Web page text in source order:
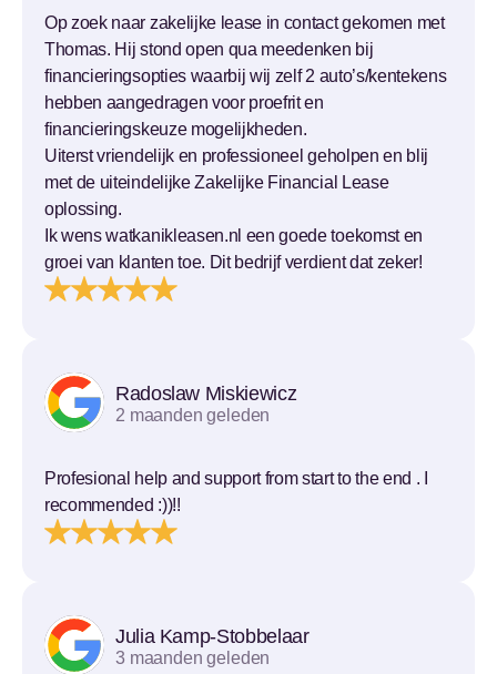
Op zoek naar zakelijke lease in contact gekomen met
Thomas. Hij stond open qua meedenken bij
financieringsopties waarbij wij zelf 2 auto’s/kentekens
hebben aangedragen voor proefrit en
financieringskeuze mogelijkheden.
Uiterst vriendelijk en professioneel geholpen en blij
met de uiteindelijke Zakelijke Financial Lease
oplossing.
Ik wens watkanikleasen.nl een goede toekomst en
groei van klanten toe. Dit bedrijf verdient dat zeker!
Radoslaw Miskiewicz
2 maanden geleden
Profesional help and support from start to the end . I
recommended :))!!
Julia Kamp-Stobbelaar
3 maanden geleden